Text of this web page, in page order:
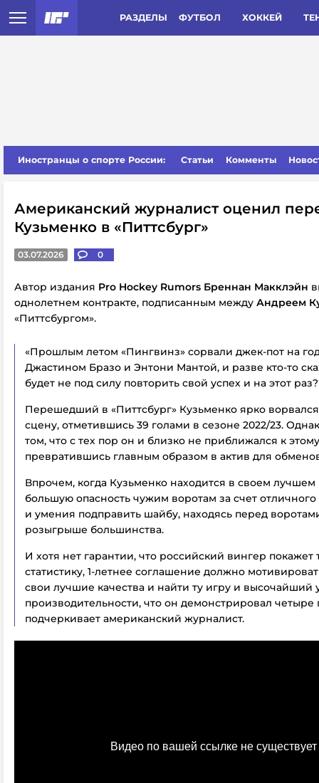
РАЗДЕЛЫ ФУТБОЛ ХОККЕЙ
Иностранцы о спорте России: Статьи Комменты
Американский журналист оценил
Кузьменко в «Питтсбург»
03.07.2026 0
Автор издания Pro Hockey Rumors Бреннан Макклэйн
однолетнем контракте, подписанным между Андреем
«Питтсбургом».
«Прошлым летом «Пингвинз» сорвали джек-пот на
Джастином Бразо и Энтони Мантой, и разве кто-то
будет не под силу повторить свой успех и на этот раз?
Перешедший в «Питтсбург» Кузьменко ярко
сцену, отметившись 39 голами в сезоне 2022/23.
том, что с тех пор он и близко не приближался к
превратившись главным образом в актив для
Впрочем, когда Кузьменко находится в своем лучшем
большую опасность чужим воротам за счет отличного
и умения подправить шайбу, находясь перед
розыгрыше большинства.
И хотя нет гарантии, что российский вингер покажет
статистику, 1-летнее соглашение должно
свои лучшие качества и найти ту игру и высочайший
производительности, что он демонстрировал четыре
подчеркивает американский журналист.